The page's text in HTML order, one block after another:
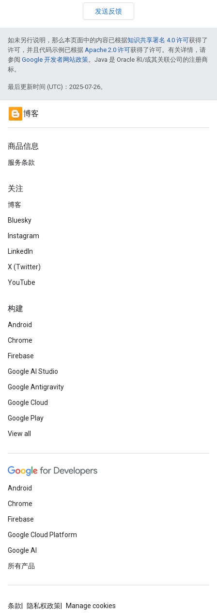
发送反馈
如未另行说明，那么本页面中的内容已根据知识共享署名 4.0 许可获得了
许可，并且代码示例已根据 Apache 2.0 许可获得了许可。有关详情，请
参阅 Google 开发者网站政策。Java 是 Oracle 和/或其关联公司的注册商
标。
最后更新时间 (UTC)：2025-07-26。
博客
商品信息
服务条款
关注
博客
Bluesky
Instagram
LinkedIn
X (Twitter)
YouTube
构建
Android
Chrome
Firebase
Google AI Studio
Google Antigravity
Google Cloud
Google Play
View all
Android
Chrome
Firebase
Google Cloud Platform
Google AI
所有产品
条款 隐私权政策 Manage cookies